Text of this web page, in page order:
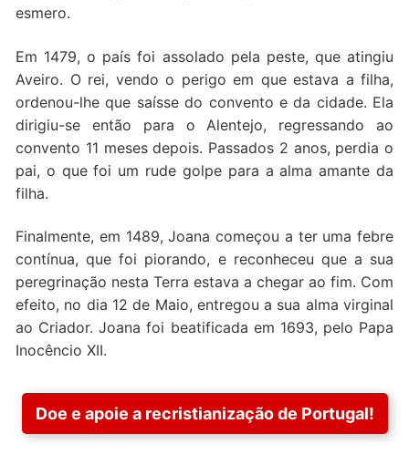
esmero.
Em 1479, o país foi assolado pela peste, que atingiu
Aveiro. O rei, vendo o perigo em que estava a filha,
ordenou-lhe que saísse do convento e da cidade. Ela
dirigiu-se então para o Alentejo, regressando ao
convento 11 meses depois. Passados 2 anos, perdia o
pai, o que foi um rude golpe para a alma amante da
filha.
Finalmente, em 1489, Joana começou a ter uma febre
contínua, que foi piorando, e reconheceu que a sua
peregrinação nesta Terra estava a chegar ao fim. Com
efeito, no dia 12 de Maio, entregou a sua alma virginal
ao Criador. Joana foi beatificada em 1693, pelo Papa
Inocêncio XII.
Doe e apoie a recristianização de Portugal!